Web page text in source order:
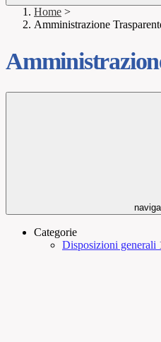
Home >
Amministrazione
Categorie
Disposizioni generali